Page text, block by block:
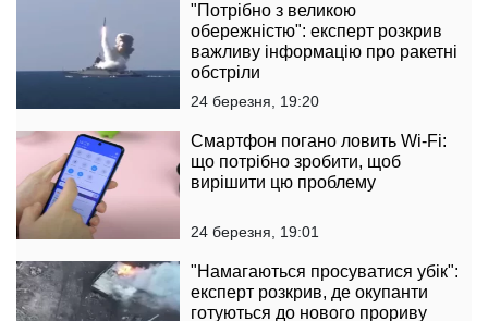
"Потрібно з великою
обережністю": експерт розкрив
важливу інформацію про ракетні
обстріли
24 березня, 19:20
Смартфон погано ловить Wi-Fi:
що потрібно зробити, щоб
вирішити цю проблему
24 березня, 19:01
"Намагаються просуватися убік":
експерт розкрив, де окупанти
готуються до нового прориву